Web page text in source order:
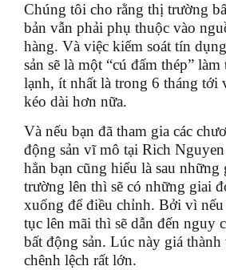
Chúng tôi cho rằng thị trường
bản vẫn phải phụ thuộc vào
hàng. Và việc kiểm soát tín
sản sẽ là một “cú đấm thép”
lạnh, ít nhất là trong 6 tháng tới
kéo dài hơn nữa.
Và nếu bạn đã tham gia các
động sản vĩ mô tại Rich Nguyen
hẳn bạn cũng hiểu là sau
trường lên thì sẽ có những giai
xuống để điều chỉnh. Bởi vì
tục lên mãi thì sẽ dẫn đến nguy
bất động sản. Lúc này giá
chênh lệch rất lớn.